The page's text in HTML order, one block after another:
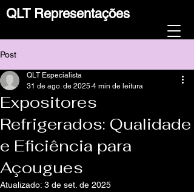
QLT Representações
Post
Expositores
Refrigerados: Qualidade
e Eficiência para
Açougues
QLT Especialista
31 de ago. de 2025 4 min de leitura
Atualizado: 3 de set. de 2025